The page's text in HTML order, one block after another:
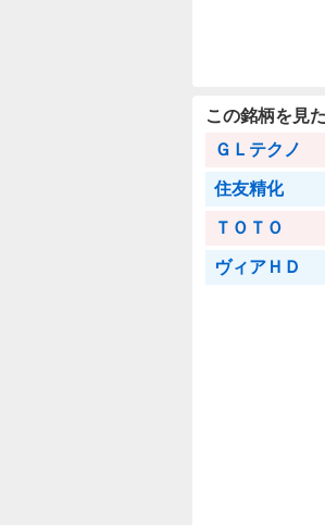
この銘柄を見
ＧＬテクノ
住友精化
ＴＯＴＯ
ヴィアＨＤ